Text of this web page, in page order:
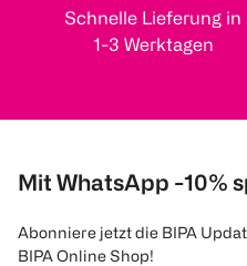
Schnelle Lieferung in
1-3 Werktagen
Mit WhatsApp -10%
Abonniere jetzt die BIPA
BIPA Online Shop!